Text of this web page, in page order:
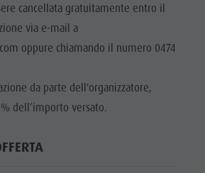
cancellata gratuitamente entro il
via e-mail a
oppure chiamando il numero 0474
da parte dell'organizzatore,
dell’importo versato.